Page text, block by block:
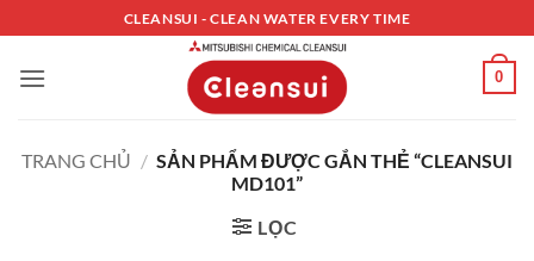
qua
nội
CLEANSUI - CLEAN WATER EVERY TIME
0
TRANG CHỦ / SẢN PHẨM ĐƯỢC GẮN THẺ “CLEANSUI
MD101”
LỌC